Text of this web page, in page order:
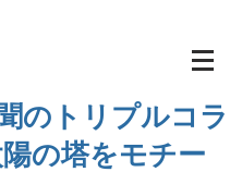
のトリプルコラ
の塔をモチー